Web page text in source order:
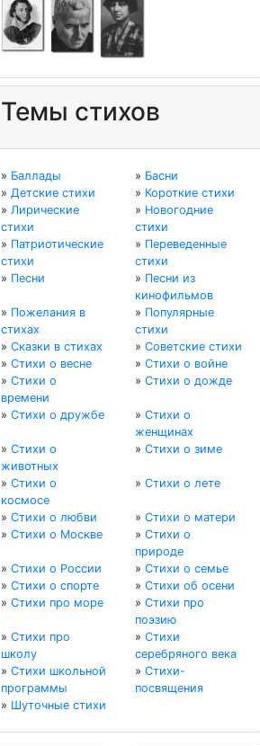
Темы стихов
» Баллады » Басни
» Детские стихи » Короткие стихи
» Лирические
стихи
» Новогодние
стихи
» Патриотические
стихи
» Переведенные
стихи
» Песни » Песни из
кинофильмов
» Пожелания в
стихах
» Популярные
стихи
» Сказки в стихах » Советские стихи
» Стихи о весне » Стихи о войне
» Стихи о
времени
» Стихи о дожде
» Стихи о дружбе » Стихи о
женщинах
» Стихи о
животных
» Стихи о зиме
» Стихи о
космосе
» Стихи о лете
» Стихи о любви » Стихи о матери
» Стихи о Москве » Стихи о
природе
» Стихи о России » Стихи о семье
» Стихи о спорте » Стихи об осени
» Стихи про море » Стихи про
поэзию
» Стихи про
школу
» Стихи
серебряного века
» Стихи школьной
программы
» Стихи-
посвящения
» Шуточные стихи